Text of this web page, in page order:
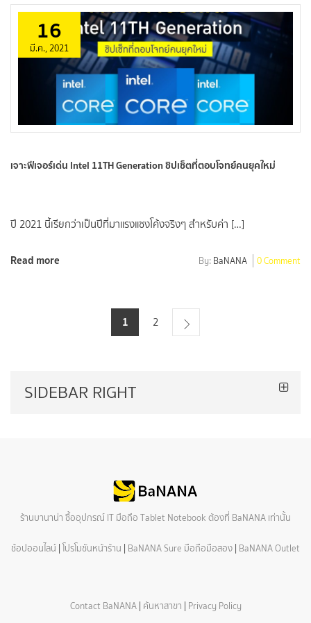
16
มี.ค., 2021
เจาะฟีเจอร์เด่น Intel 11TH Generation ชิปเซ็ตที่ตอบโจทย์คนยุคใหม่
ปี 2021 นี้เรียกว่าเป็นปีที่มาแรงแซงโค้งจริงๆ สำหรับค่า […]
Read more By: BaNANA 0 Comment
1 2
SIDEBAR RIGHT
ร้านบานาน่า ซื้ออุปกรณ์ IT มือถือ Tablet Notebook ต้องที่ BaNANA เท่านั้น
ช้อปออนไลน์ โปรโมชันหน้าร้าน BaNANA Sure มือถือมือสอง BaNANA Outlet
Contact BaNANA| ค้นหาสาขา Privacy Policy